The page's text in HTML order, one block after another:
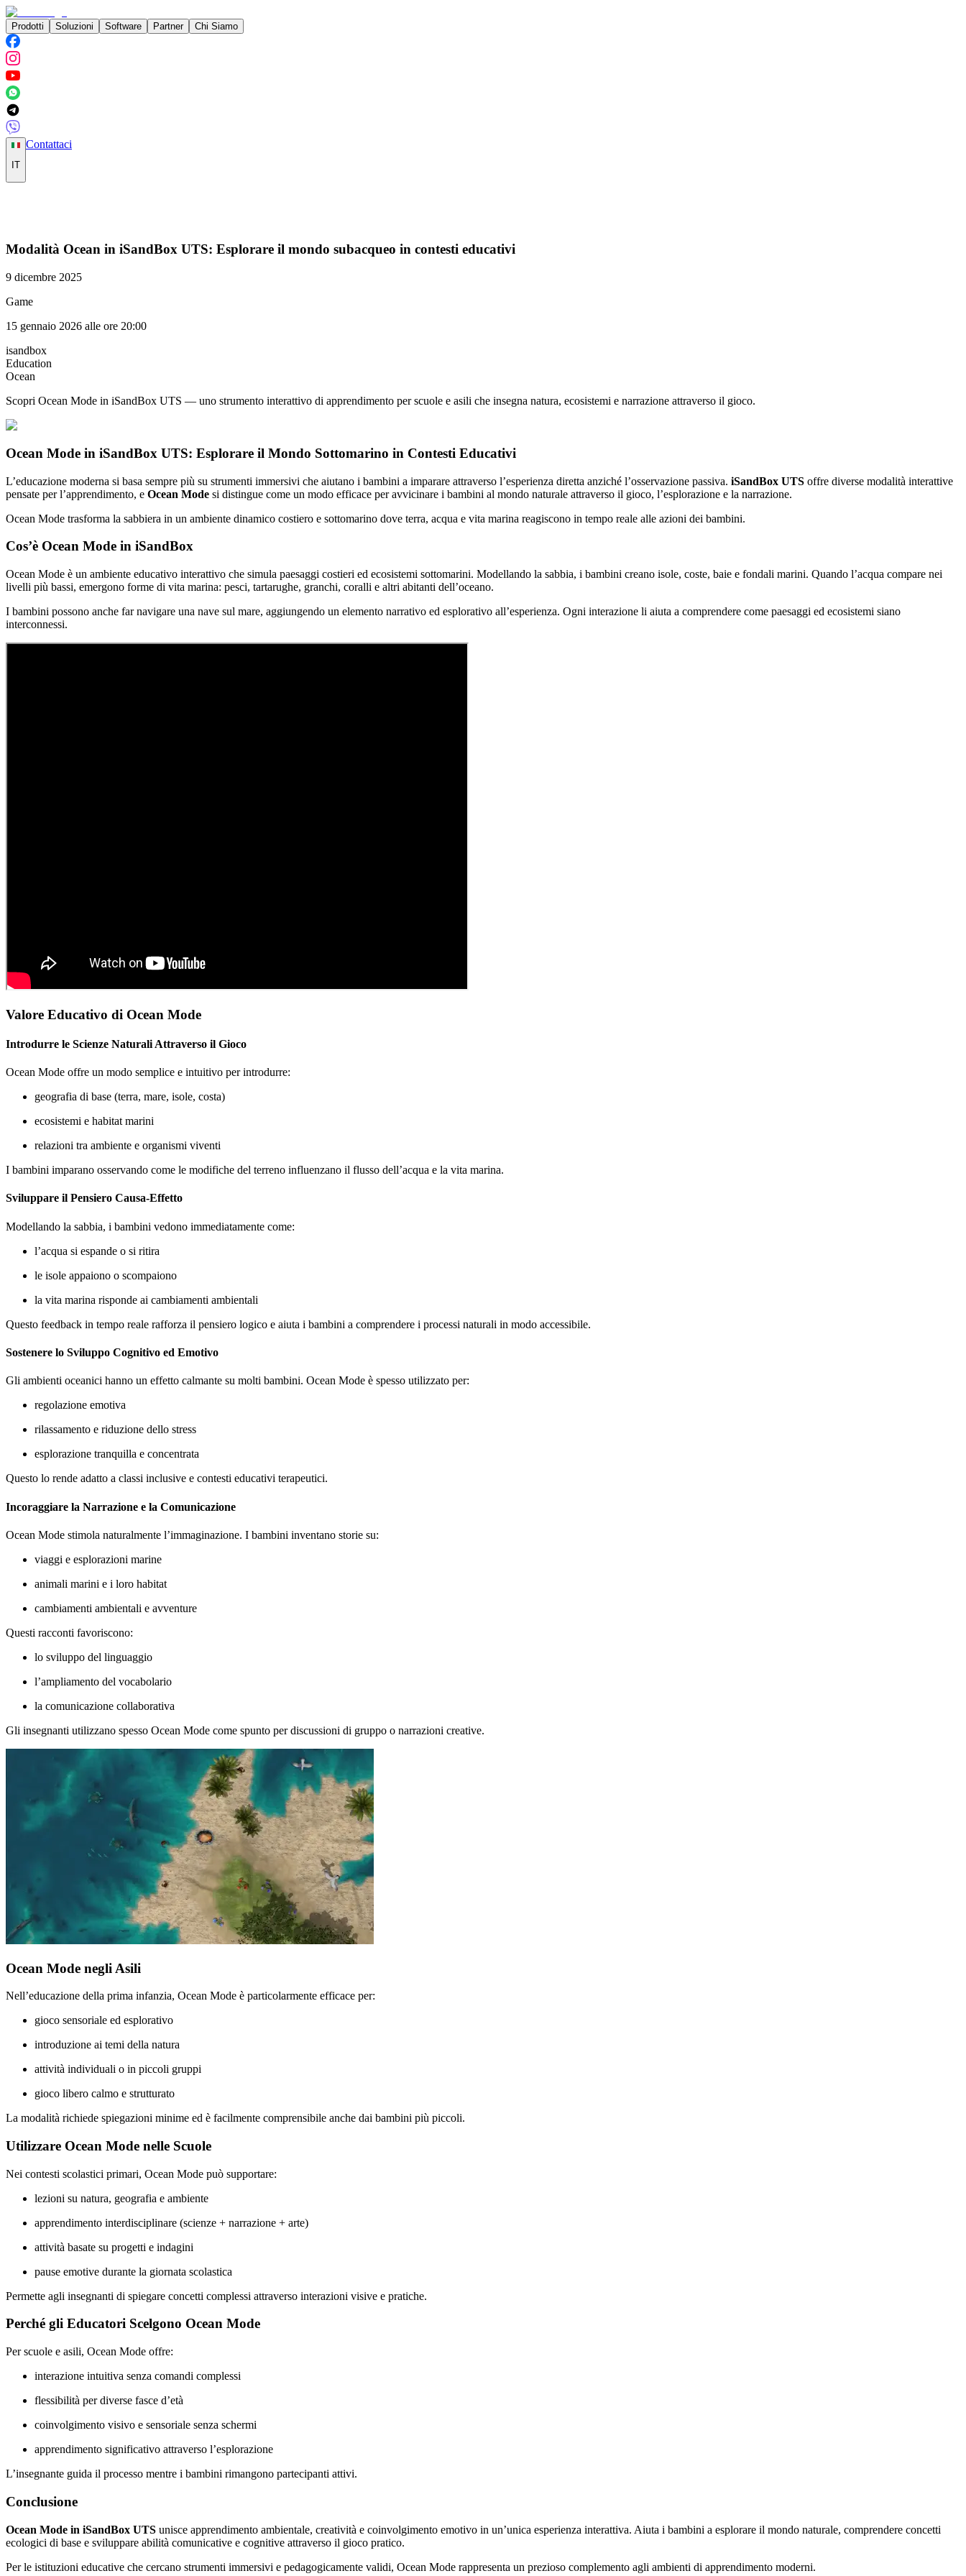
Prodotti Soluzioni Software Partner Chi Siamo
IT
Contattaci
Modalità Ocean in iSandBox UTS: Esplorare il mondo subacqueo in contesti educativi
9 dicembre 2025
Game
15 gennaio 2026 alle ore 20:00
isandbox
Education
Ocean
Scopri Ocean Mode in iSandBox UTS — uno strumento interattivo di apprendimento per scuole e asili che insegna natura, ecosistemi e narrazione attraverso il gioco.
Ocean Mode in iSandBox UTS: Esplorare il Mondo Sottomarino in Contesti Educativi
L’educazione moderna si basa sempre più su strumenti immersivi che aiutano i bambini a imparare attraverso l’esperienza diretta anziché l’osservazione passiva. iSandBox UTS offre diverse modalità interattive
pensate per l’apprendimento, e Ocean Mode si distingue come un modo efficace per avvicinare i bambini al mondo naturale attraverso il gioco, l’esplorazione e la narrazione.
Ocean Mode trasforma la sabbiera in un ambiente dinamico costiero e sottomarino dove terra, acqua e vita marina reagiscono in tempo reale alle azioni dei bambini.
Cos’è Ocean Mode in iSandBox
Ocean Mode è un ambiente educativo interattivo che simula paesaggi costieri ed ecosistemi sottomarini. Modellando la sabbia, i bambini creano isole, coste, baie e fondali marini. Quando l’acqua compare nei
livelli più bassi, emergono forme di vita marina: pesci, tartarughe, granchi, coralli e altri abitanti dell’oceano.
I bambini possono anche far navigare una nave sul mare, aggiungendo un elemento narrativo ed esplorativo all’esperienza. Ogni interazione li aiuta a comprendere come paesaggi ed ecosistemi siano
interconnessi.
Valore Educativo di Ocean Mode
Introdurre le Scienze Naturali Attraverso il Gioco
Ocean Mode offre un modo semplice e intuitivo per introdurre:
geografia di base (terra, mare, isole, costa)
ecosistemi e habitat marini
relazioni tra ambiente e organismi viventi
I bambini imparano osservando come le modifiche del terreno influenzano il flusso dell’acqua e la vita marina.
Sviluppare il Pensiero Causa-Effetto
Modellando la sabbia, i bambini vedono immediatamente come:
l’acqua si espande o si ritira
le isole appaiono o scompaiono
la vita marina risponde ai cambiamenti ambientali
Questo feedback in tempo reale rafforza il pensiero logico e aiuta i bambini a comprendere i processi naturali in modo accessibile.
Sostenere lo Sviluppo Cognitivo ed Emotivo
Gli ambienti oceanici hanno un effetto calmante su molti bambini. Ocean Mode è spesso utilizzato per:
regolazione emotiva
rilassamento e riduzione dello stress
esplorazione tranquilla e concentrata
Questo lo rende adatto a classi inclusive e contesti educativi terapeutici.
Incoraggiare la Narrazione e la Comunicazione
Ocean Mode stimola naturalmente l’immaginazione. I bambini inventano storie su:
viaggi e esplorazioni marine
animali marini e i loro habitat
cambiamenti ambientali e avventure
Questi racconti favoriscono:
lo sviluppo del linguaggio
l’ampliamento del vocabolario
la comunicazione collaborativa
Gli insegnanti utilizzano spesso Ocean Mode come spunto per discussioni di gruppo o narrazioni creative.
Ocean Mode negli Asili
Nell’educazione della prima infanzia, Ocean Mode è particolarmente efficace per:
gioco sensoriale ed esplorativo
introduzione ai temi della natura
attività individuali o in piccoli gruppi
gioco libero calmo e strutturato
La modalità richiede spiegazioni minime ed è facilmente comprensibile anche dai bambini più piccoli.
Utilizzare Ocean Mode nelle Scuole
Nei contesti scolastici primari, Ocean Mode può supportare:
lezioni su natura, geografia e ambiente
apprendimento interdisciplinare (scienze + narrazione + arte)
attività basate su progetti e indagini
pause emotive durante la giornata scolastica
Permette agli insegnanti di spiegare concetti complessi attraverso interazioni visive e pratiche.
Perché gli Educatori Scelgono Ocean Mode
Per scuole e asili, Ocean Mode offre:
interazione intuitiva senza comandi complessi
flessibilità per diverse fasce d’età
coinvolgimento visivo e sensoriale senza schermi
apprendimento significativo attraverso l’esplorazione
L’insegnante guida il processo mentre i bambini rimangono partecipanti attivi.
Conclusione
Ocean Mode in iSandBox UTS unisce apprendimento ambientale, creatività e coinvolgimento emotivo in un’unica esperienza interattiva. Aiuta i bambini a esplorare il mondo naturale, comprendere concetti
ecologici di base e sviluppare abilità comunicative e cognitive attraverso il gioco pratico.
Per le istituzioni educative che cercano strumenti immersivi e pedagogicamente validi, Ocean Mode rappresenta un prezioso complemento agli ambienti di apprendimento moderni.